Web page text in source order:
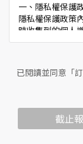
一、隱私權保護
隱私權保護政策
時收集到的個人
外的相關連結網
二、個人資料的
當您造訪本網站
範圍內處理及利
會將個人資料用
已閱讀並同意「
截止